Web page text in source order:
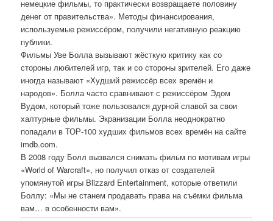
немецкие фильмы, то практически возвращаете половину
денег от правительства». Методы финансирования,
используемые режиссёром, получили негативную реакцию
публики.
Фильмы Уве Болла вызывают жёсткую критику как со
стороны любителей игр, так и со стороны зрителей. Его даже
иногда называют «Худший режиссёр всех времён и
народов». Болла часто сравнивают с режиссёром Эдом
Вудом, который тоже пользовался дурной славой за свои
халтурные фильмы. Экранизации Болла неоднократно
попадали в ТОР-100 худших фильмов всех времён на сайте
imdb.com.
В 2008 году Болл вызвался снимать фильм по мотивам игры
«World of Warcraft», но получил отказ от создателей
упомянутой игры Blizzard Entertainment, которые ответили
Боллу: «Мы не станем продавать права на съёмки фильма
вам… в особенности вам».